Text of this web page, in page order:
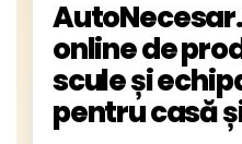
online de
scule și
pentru casă